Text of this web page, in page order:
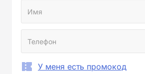
У меня есть промокод